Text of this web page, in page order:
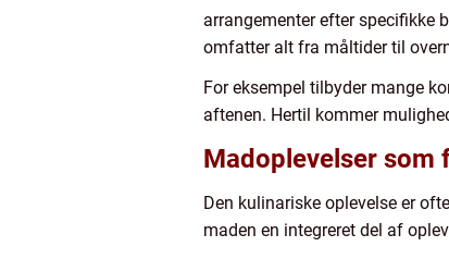
arrangementer efter specifikke
omfatter alt fra måltider til
For eksempel tilbyder mange
aftenen. Hertil kommer
Madoplevelser
Den kulinariske oplevelse er
maden en integreret del af